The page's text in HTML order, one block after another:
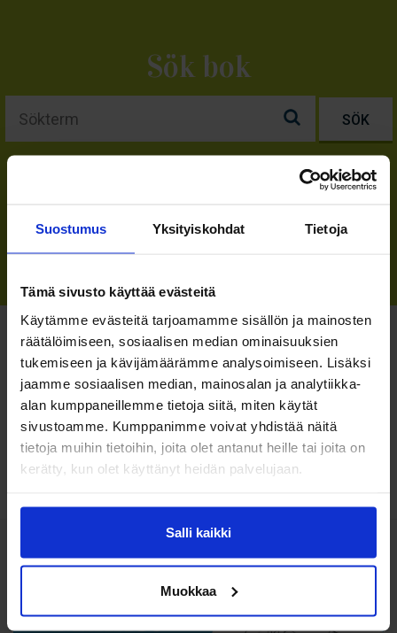
Suostumus Yksityiskohdat Tietoja
Tämä sivusto käyttää evästeitä
Käytämme evästeitä tarjoamamme sisällön ja mainosten
räätälöimiseen, sosiaalisen median ominaisuuksien
tukemiseen ja kävijämäärämme analysoimiseen. Lisäksi
jaamme sosiaalisen median, mainosalan ja analytiikka-
alan kumppaneillemme tietoja siitä, miten käytät
sivustoamme. Kumppanimme voivat yhdistää näitä
tietoja muihin tietoihin, joita olet antanut heille tai joita on
kerätty, kun olet käyttänyt heidän palvelujaan.
Salli kaikki
Muokkaa
Sök bok
Företagsböcker
Minnet – en begreppslig
undersökning